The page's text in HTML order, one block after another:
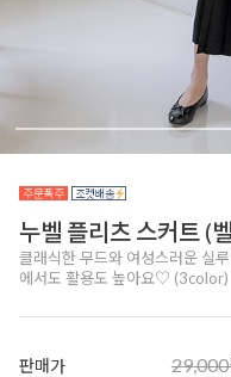
누벨 플리츠 스커트 (
클래식한 무드와 여성스러운 실
에서도 활용도 높아요♡ (3color)
판매가 29,000